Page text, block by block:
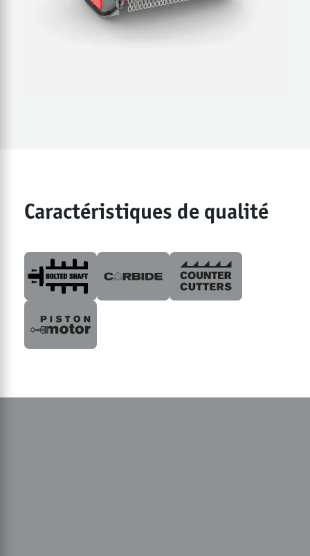
Caractéristiques de qualité